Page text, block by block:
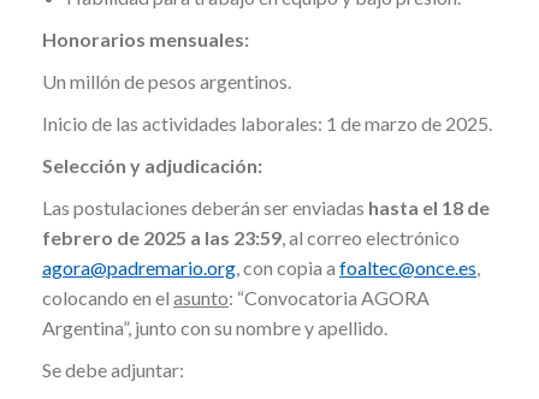
Honorarios mensuales:
Un millón de pesos argentinos.
Inicio de las actividades laborales: 1 de marzo de 2025.
Selección y adjudicación:
Las postulaciones deberán ser enviadas hasta el 18 de
febrero de 2025 a las 23:59, al correo electrónico
agora@padremario.org, con copia a foaltec@once.es,
colocando en el asunto: “Convocatoria AGORA
Argentina”, junto con su nombre y apellido.
Se debe adjuntar: